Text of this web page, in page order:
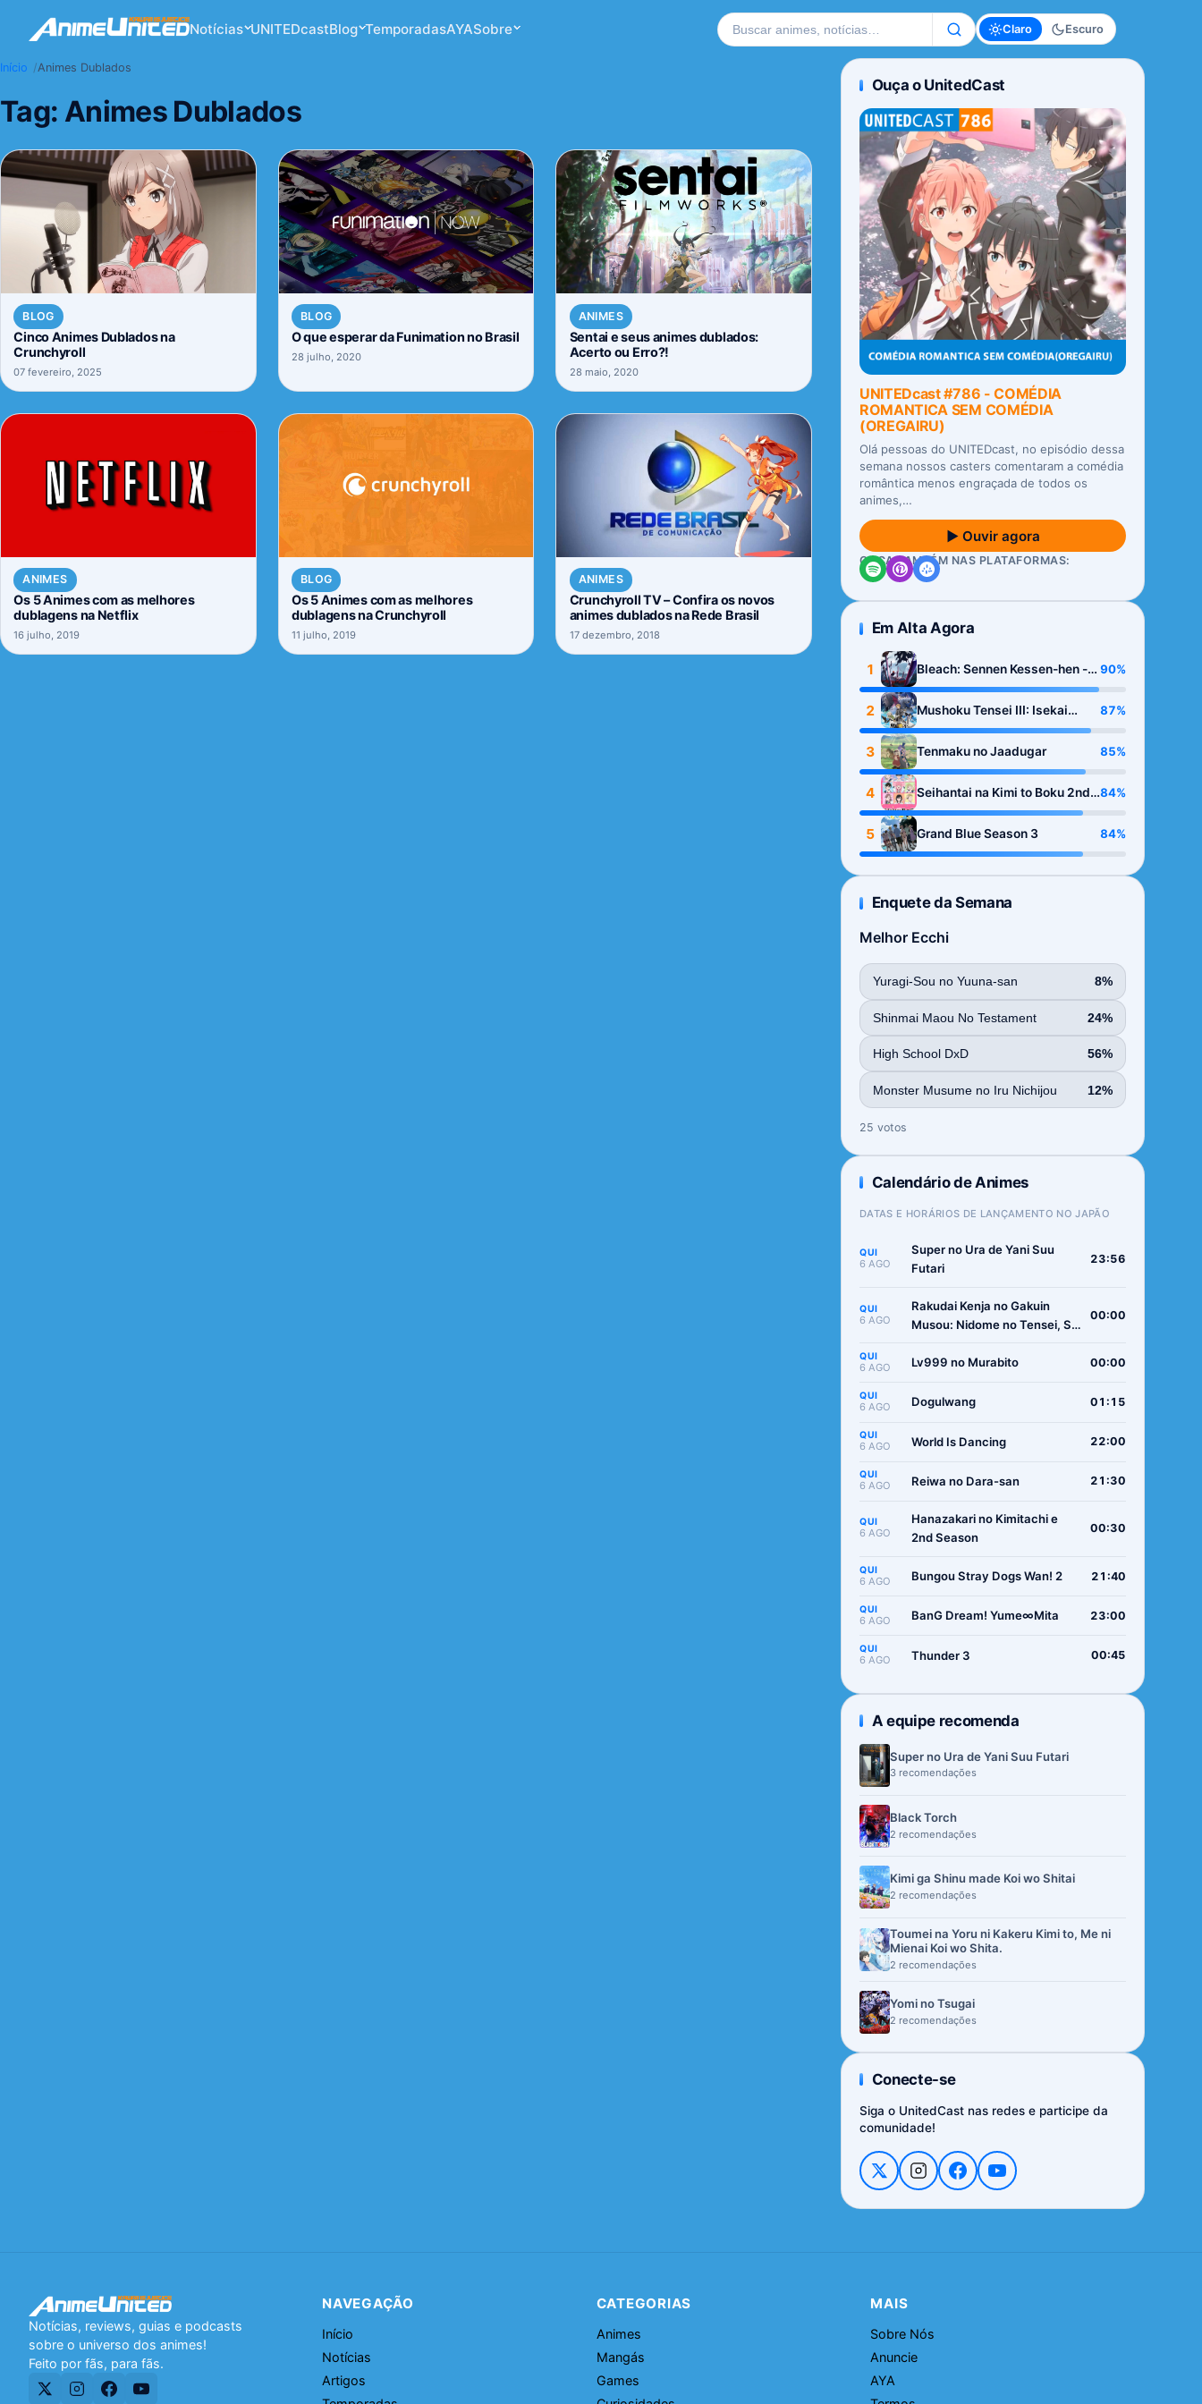
Notícias UNITEDcastBlog TemporadasAYASobre Buscar no site Claro Escuro
Início Animes Dublados
Tag: Animes Dublados
BLOG
Cinco Animes Dublados na
Crunchyroll
07 fevereiro, 2025
BLOG
O que esperar da Funimation no Brasil
28 julho, 2020
ANIMES
Sentai e seus animes dublados:
Acerto ou Erro?!
28 maio, 2020
ANIMES
Os 5 Animes com as melhores
dublagens na Netflix
16 julho, 2019
BLOG
Os 5 Animes com as melhores
dublagens na Crunchyroll
11 julho, 2019
ANIMES
Crunchyroll TV – Confira os novos
animes dublados na Rede Brasil
17 dezembro, 2018
Ouça o UnitedCast
UNITEDcast #786 - COMÉDIA
ROMANTICA SEM COMÉDIA
(OREGAIRU)
Olá pessoas do UNITEDcast, no episódio dessa
semana nossos casters comentaram a comédia
romântica menos engraçada de todos os
animes,…
▶ Ouvir agora
OUÇA TAMBÉM NAS PLATAFORMAS:
Em Alta Agora
1
Bleach: Sennen Kessen-hen -
Kashin-tan
90%
2
Mushoku Tensei III: Isekai
Ittara Honki Dasu
87%
3 Tenmaku no Jaadugar 85%
4
Seihantai na Kimi to Boku 2nd
Season
84%
5 Grand Blue Season 3 84%
Enquete da Semana
Melhor Ecchi
Yuragi-Sou no Yuuna-san 8%
Shinmai Maou No Testament 24%
High School DxD 56%
Monster Musume no Iru Nichijou 12%
25 votos
Calendário de Animes
DATAS E HORÁRIOS DE LANÇAMENTO NO JAPÃO
QUI
6 AGO
Super no Ura de Yani Suu
Futari
23:56
QUI
6 AGO
Rakudai Kenja no Gakuin
Musou: Nidome no Tensei, S-
Boukenroku
00:00
QUI
6 AGO Lv999 no Murabito 00:00
QUI
6 AGO Dogulwang 01:15
QUI
6 AGO World Is Dancing 22:00
QUI
6 AGO Reiwa no Dara-san 21:30
QUI
6 AGO
Hanazakari no Kimitachi e
2nd Season
00:30
QUI
6 AGO Bungou Stray Dogs Wan! 2 21:40
QUI
6 AGO BanG Dream! Yume∞Mita 23:00
QUI
6 AGO Thunder 3 00:45
A equipe recomenda
Super no Ura de Yani Suu Futari
3 recomendações
Black Torch
2 recomendações
Kimi ga Shinu made Koi wo Shitai
2 recomendações
Toumei na Yoru ni Kakeru Kimi to, Me ni
Mienai Koi wo Shita.
2 recomendações
Yomi no Tsugai
2 recomendações
Conecte-se
Siga o UnitedCast nas redes e participe da
comunidade!
Notícias, reviews, guias e podcasts
sobre o universo dos animes!
Feito por fãs, para fãs.
NAVEGAÇÃO
Início
Notícias
Artigos
CATEGORIAS
Animes
Mangás
Games
MAIS
Sobre Nós
Anuncie
AYA